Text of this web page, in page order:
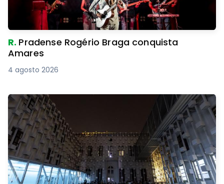
R. Pradense Rogério Braga conquista
Amares
4 agosto 2026